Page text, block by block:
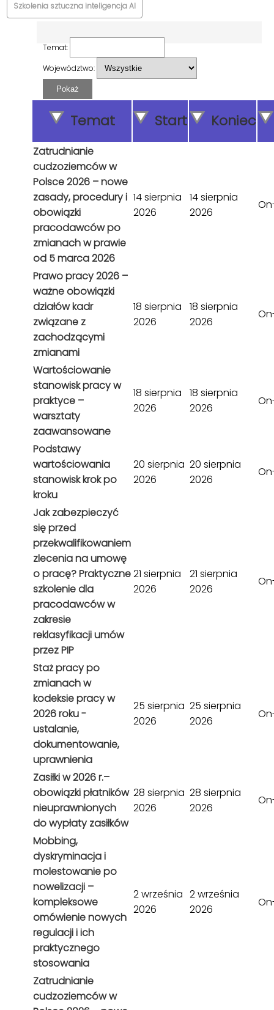
Szkolenia sztuczna inteligencja AI
Temat:
Województwo:
Pokaż
Temat Start Koniec
Zatrudnianie
cudzoziemców w
Polsce 2026 – nowe
zasady, procedury i
obowiązki
pracodawców po
zmianach w prawie
od 5 marca 2026
14 sierpnia
2026
14 sierpnia
2026
Prawo pracy 2026 –
ważne obowiązki
działów kadr
związane z
zachodzącymi
zmianami
18 sierpnia
2026
18 sierpnia
2026
Wartościowanie
stanowisk pracy w
praktyce –
warsztaty
zaawansowane
18 sierpnia
2026
18 sierpnia
2026
Podstawy
wartościowania
stanowisk krok po
kroku
20 sierpnia
2026
20 sierpnia
2026
Jak zabezpieczyć
się przed
przekwalifikowaniem
zlecenia na umowę
o pracę? Praktyczne
szkolenie dla
pracodawców w
zakresie
reklasyfikacji umów
przez PIP
21 sierpnia
2026
21 sierpnia
2026
Staż pracy po
zmianach w
kodeksie pracy w
2026 roku -
ustalanie,
dokumentowanie,
uprawnienia
25 sierpnia
2026
25 sierpnia
2026
Zasiłki w 2026 r.–
obowiązki płatników
nieuprawnionych
do wypłaty zasiłków
28 sierpnia
2026
28 sierpnia
2026
Mobbing,
dyskryminacja i
molestowanie po
nowelizacji –
kompleksowe
omówienie nowych
regulacji i ich
praktycznego
stosowania
2 września
2026
2 września
2026
Zatrudnianie
cudzoziemców w